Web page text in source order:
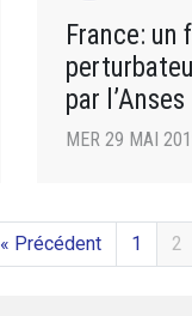
France: un
par l’Anses
MER 29 MAI
« Précédent 1 2